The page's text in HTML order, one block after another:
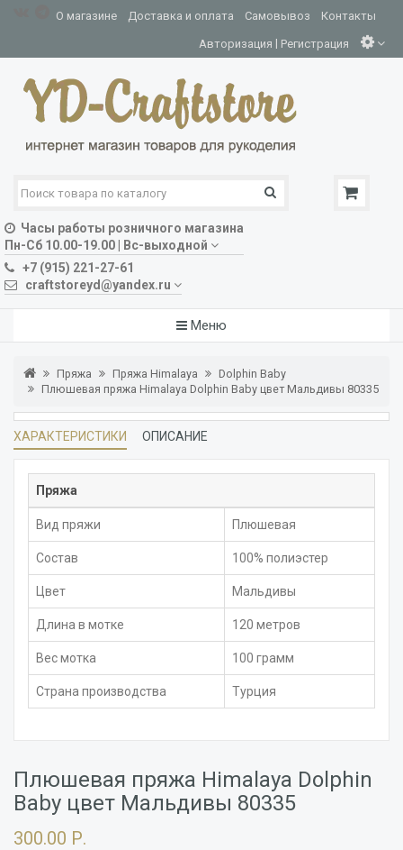
О магазине Доставка и оплата Самовывоз Контакты
Авторизация | Регистрация
Часы работы розничного магазина
Пн-Сб 10.00-19.00 | Вс-выходной
+7 (915) 221-27-61
craftstoreyd@yandex.ru
Меню
Пряжа Пряжа Himalaya
Dolphin Baby
Плюшевая пряжа Himalaya Dolphin Baby цвет Мальдивы 80335
ХАРАКТЕРИСТИКИ ОПИСАНИЕ
Пряжа
Вид пряжи Плюшевая
Состав 100% полиэстер
Цвет Мальдивы
Длина в мотке 120 метров
Вес мотка 100 грамм
Страна производства Турция
Плюшевая пряжа Himalaya Dolphin
Baby цвет Мальдивы 80335
300.00 Р.